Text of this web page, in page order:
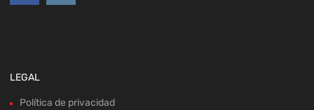
LEGAL
Política de privacidad